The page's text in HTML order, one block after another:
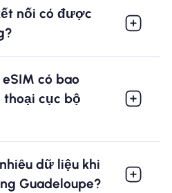
nối có được
có bao
thoại cục bộ
dữ liệu khi
Guadeloupe?